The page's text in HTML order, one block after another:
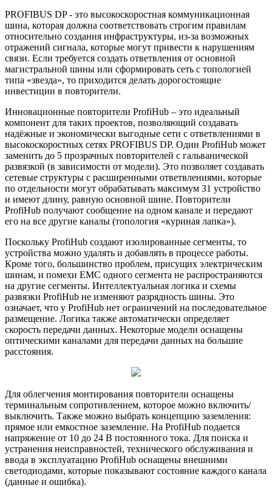
PROFIBUS DP - это высокоскоростная коммуникационная
шина, которая должна соответствовать строгим правилам
относительно создания инфраструктуры, из-за возможных
отражений сигнала, которые могут привести к нарушениям
связи. Если требуется создать ответвления от основной
магистральной шины или сформировать сеть с топологией
типа «звезда», то приходится делать дорогостоящие
инвестиции в повторители.
Инновационные повторители ProfiHub – это идеальный
компонент для таких проектов, позволяющий создавать
надёжные и экономически выгодные сети с ответвлениями в
высокоскоростных сетях PROFIBUS DP. Один ProfiHub может
заменить до 5 прозрачных повторителей с гальванической
развязкой (в зависимости от модели). Это позволяет создавать
сетевые структуры с расширенными ответвлениями, которые
по отдельности могут обрабатывать максимум 31 устройство
и имеют длину, равную основной шине. Повторители
ProfiHub получают сообщение на одном канале и передают
его на все другие каналы (топология «куриная лапка»).
Поскольку ProfiHub создают изолированные сегменты, то
устройства можно удалять и добавлять в процессе работы.
Кроме того, большинство проблем, присущих электрическим
шинам, и помехи EMC одного сегмента не распространяются
на другие сегменты. Интеллектуальная логика и схемы
развязки ProfiHub не изменяют разрядность шины. Это
означает, что у ProfiHub нет ограничений на последовательное
размещение. Логика также автоматически определяет
скорость передачи данных. Некоторые модели оснащены
оптическими каналами для передачи данных на большие
расстояния.
Для облегчения монтирования повторители оснащены
терминальным сопротивлением, которое можно включить/
выключить. Также можно выбрать концепцию заземления:
прямое или емкостное заземление. На ProfiHub подается
напряжение от 10 до 24 В постоянного тока. Для поиска и
устранения неисправностей, технического обслуживания и
ввода в эксплуатацию ProfiHub оснащены внешними
светодиодами, которые показывают состояние каждого канала
(данные и ошибка).